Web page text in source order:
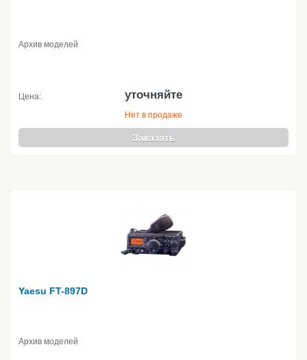
Архив моделей
Цена: уточняйте
Нет в продаже
Заказать
Yaesu FT-897D
Архив моделей